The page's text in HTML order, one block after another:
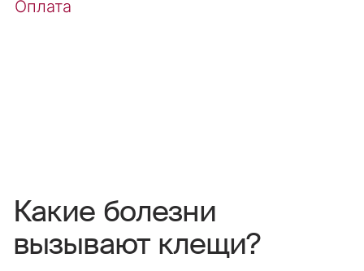
Какие болезни
вызывают клещи?